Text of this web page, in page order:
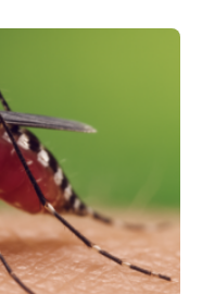
Jahren
Gruppe heraus,
die
Einige Arten
dichte Geflechte
auffällig ist: Die